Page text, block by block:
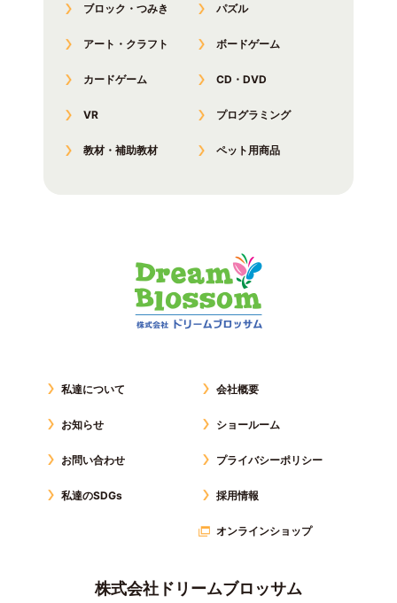
ブロック・つみき パズル
アート・クラフト ボードゲーム
カードゲーム CD・DVD
VR プログラミング
教材・補助教材 ペット用商品
私達について
お知らせ
お問い合わせ
私達のSDGs
会社概要
ショールーム
プライバシーポリシー
採用情報
オンラインショップ
株式会社ドリームブロッサム